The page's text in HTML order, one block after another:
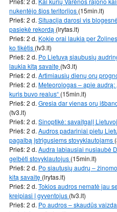
nukentėjo šios teritorijos (15min.lt)
Prieš: 2 d. Situacija darosi vis
pasiekė rekordą (lrytas.lt)
Prieš: 2 d. Kokie orai laukia per
ko tikėtis (tv3.lt)
Prieš: 2 d. Po Lietuvą siaubusių
laukia kitą savaitę (tv3.lt)
Prieš: 2 d. Artimiausių dienų orų
Prieš: 2 d. Meteorologas – apie
kuris buvo realus“ (15min.lt)
Prieš: 2 d. Gresia dar vienas orų
(tv3.lt)
Prieš: 2 d. Sinoptikė: savaitgalį
Prieš: 2 d. Audros padariniai pietų
pagalbą įstrigusiems stovyklautojams
Prieš: 2 d. Audra labiausiai nusiaubė
gelbėti stovyklautojus (15min.lt)
Prieš: 2 d. Po siautusių audrų –
kitą savaitę (lrytas.lt)
Prieš: 2 d. Tokios audros nematė jau
kreipiasi į gyventojus (tv3.lt)
Prieš: 2 d. Po audros – skaudūs